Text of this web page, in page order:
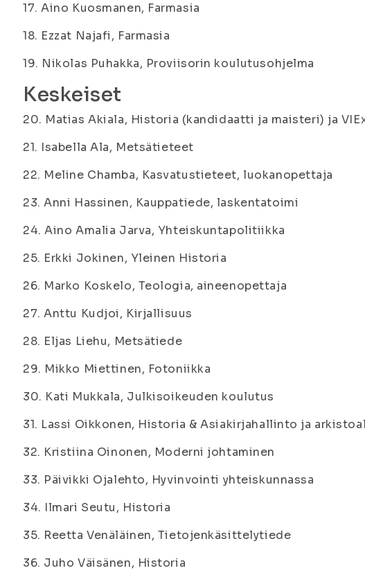
17. Aino Kuosmanen, Farmasia
18. Ezzat Najafi, Farmasia
19. Nikolas Puhakka, Proviisorin koulutusohjelma
Keskeiset
20. Matias Akiala, Historia (kandidaatti ja maisteri) ja
21. Isabella Ala, Metsätieteet
22. Meline Chamba, Kasvatustieteet, luokanopettaja
23. Anni Hassinen, Kauppatiede, laskentatoimi
24. Aino Amalia Jarva, Yhteiskuntapolitiikka
25. Erkki Jokinen, Yleinen Historia
26. Marko Koskelo, Teologia, aineenopettaja
27. Anttu Kudjoi, Kirjallisuus
28. Eljas Liehu, Metsätiede
29. Mikko Miettinen, Fotoniikka
30. Kati Mukkala, Julkisoikeuden koulutus
31. Lassi Oikkonen, Historia & Asiakirjahallinto ja
32. Kristiina Oinonen, Moderni johtaminen
33. Päivikki Ojalehto, Hyvinvointi yhteiskunnassa
34. Ilmari Seutu, Historia
35. Reetta Venäläinen, Tietojenkäsittelytiede
36. Juho Väisänen, Historia